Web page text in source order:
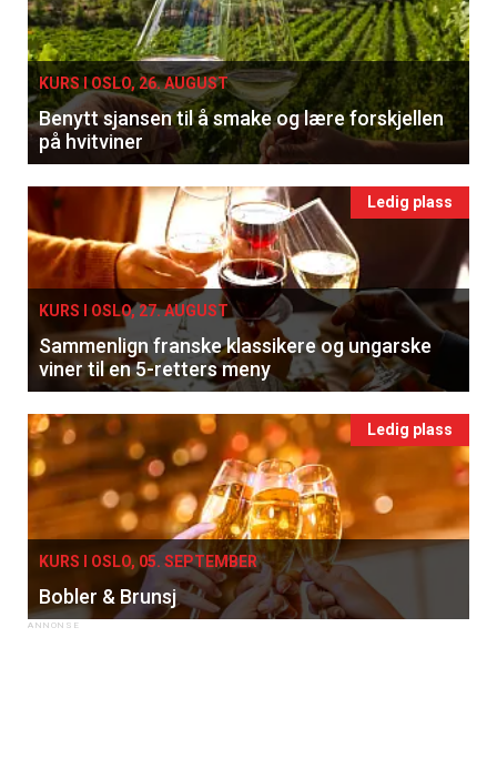
KURS I OSLO, 26. AUGUST
Benytt sjansen til å smake og lære forskjellen
på hvitviner
Ledig plass
KURS I OSLO, 27. AUGUST
Sammenlign franske klassikere og ungarske
viner til en 5-retters meny
Ledig plass
KURS I OSLO, 05. SEPTEMBER
Bobler & Brunsj